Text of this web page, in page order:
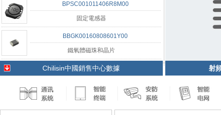
BPSC001011406R8M00
固定電感器
BBGK00160808601Y00
鐵氧體磁珠和晶片
Chilisin中國銷售中心數據 射